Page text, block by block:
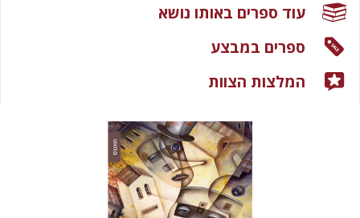
עוד ספרים באותו נושא
ספרים במבצע
המלצות הצוות